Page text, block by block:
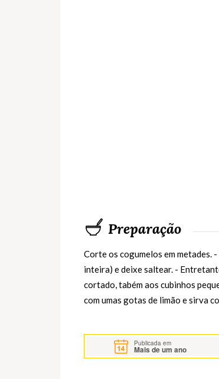
Preparação
Corte os cogumelos em metades.
inteira) e deixe saltear. -
cortado, tabém aos cubinhos
com umas gotas de limão e sirva
Publicada em
Mais de um ano